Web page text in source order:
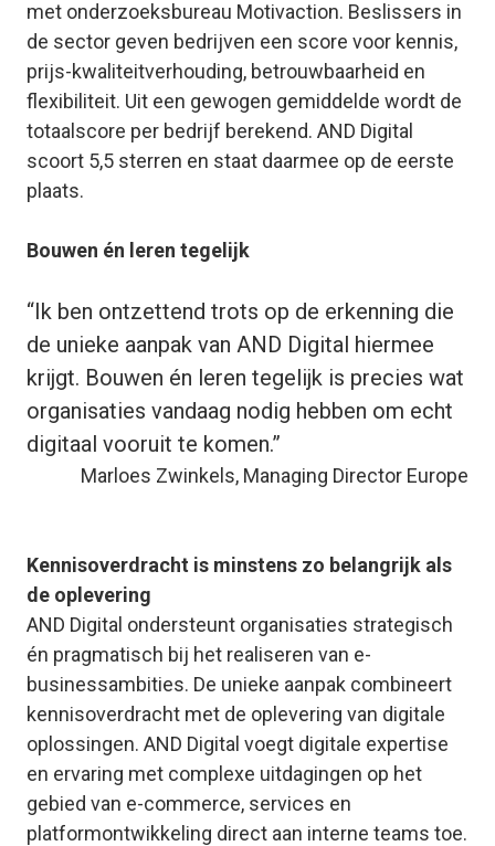
met onderzoeksbureau Motivaction. Beslissers in
de sector geven bedrijven een score voor kennis,
prijs-kwaliteitverhouding, betrouwbaarheid en
flexibiliteit. Uit een gewogen gemiddelde wordt de
totaalscore per bedrijf berekend. AND Digital
scoort 5,5 sterren en staat daarmee op de eerste
plaats.
Bouwen én leren tegelijk
“Ik ben ontzettend trots op de erkenning die
de unieke aanpak van AND Digital hiermee
krijgt. Bouwen én leren tegelijk is precies wat
organisaties vandaag nodig hebben om echt
digitaal vooruit te komen.”
Marloes Zwinkels, Managing Director Europe
Kennisoverdracht is minstens zo belangrijk als
de oplevering
AND Digital ondersteunt organisaties strategisch
én pragmatisch bij het realiseren van e-
businessambities. De unieke aanpak combineert
kennisoverdracht met de oplevering van digitale
oplossingen. AND Digital voegt digitale expertise
en ervaring met complexe uitdagingen op het
gebied van e-commerce, services en
platformontwikkeling direct aan interne teams toe.